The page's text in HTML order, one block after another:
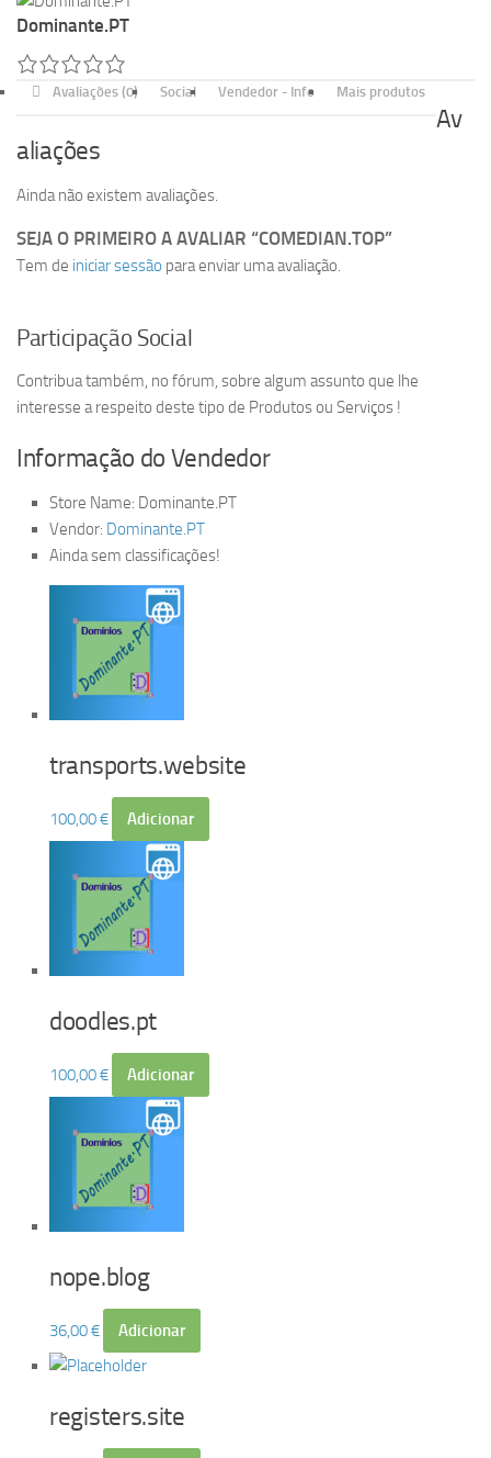
Dominante.PT
Avaliações (0) Social Vendedor - Info Mais produtos
Av
aliações
Ainda não existem avaliações.
SEJA O PRIMEIRO A AVALIAR “COMEDIAN.TOP”
Tem de iniciar sessão para enviar uma avaliação.
Participação Social
Contribua também, no fórum, sobre algum assunto que lhe
interesse a respeito deste tipo de Produtos ou Serviços !
Informação do Vendedor
Store Name: Dominante.PT
Vendor: Dominante.PT
Ainda sem classificações!
transports.website
100,00€ Adicionar
doodles.pt
100,00€ Adicionar
nope.blog
36,00€ Adicionar
registers.site